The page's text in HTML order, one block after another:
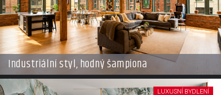
Industriální styl, hodný šampiona
LUXUSNÍ BYDLENÍ